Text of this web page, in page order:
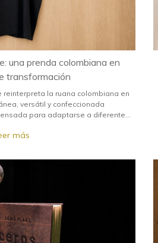
una prenda colombiana en
transformación
reinterpreta la ruana colombiana en
versátil y confeccionada
para adaptarse a diferentes
más